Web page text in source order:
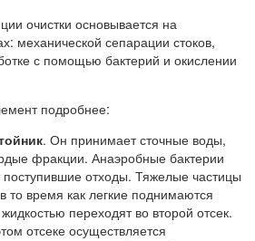
очистки основывается на
механической сепарации стоков,
с помощью бактерий и окислении
подробнее:
. Он принимает сточные воды,
фракции. Анаэробные бактерии
отходы. Тяжелые частицы
то время как легкие поднимаются
переходят во второй отсек.
отсеке осуществляется